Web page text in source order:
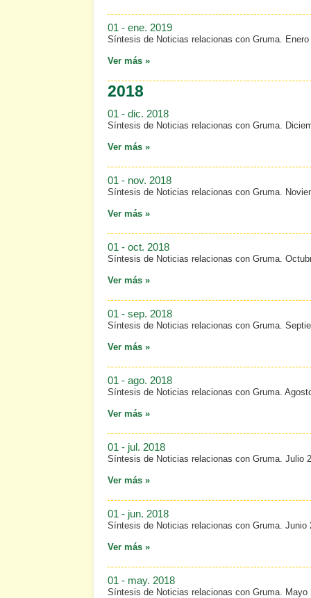
01 - ene. 2019
Síntesis de Noticias relacionas con Gruma. Enero
Ver más »
2018
01 - dic. 2018
Síntesis de Noticias relacionas con Gruma.
Ver más »
01 - nov. 2018
Síntesis de Noticias relacionas con Gruma.
Ver más »
01 - oct. 2018
Síntesis de Noticias relacionas con Gruma.
Ver más »
01 - sep. 2018
Síntesis de Noticias relacionas con Gruma.
Ver más »
01 - ago. 2018
Síntesis de Noticias relacionas con Gruma.
Ver más »
01 - jul. 2018
Síntesis de Noticias relacionas con Gruma. Julio
Ver más »
01 - jun. 2018
Síntesis de Noticias relacionas con Gruma. Junio
Ver más »
01 - may. 2018
Síntesis de Noticias relacionas con Gruma. Mayo